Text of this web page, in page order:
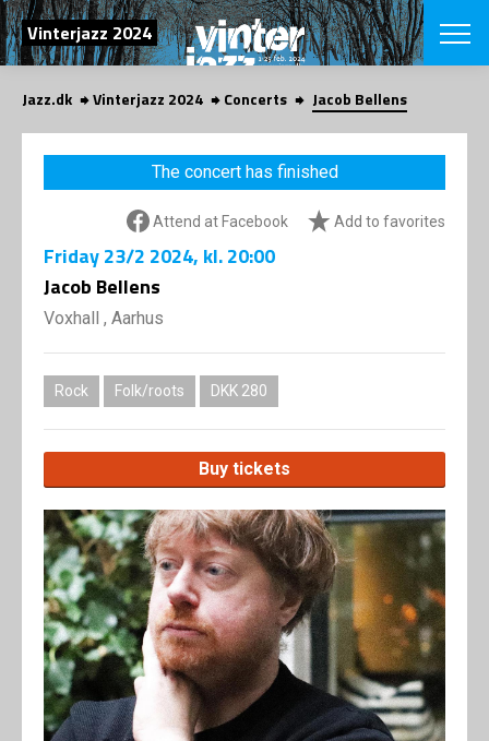
SEARCH
Vinterjazz 2024
Danish
CHOOSE
COPENHAGEN
Concerts
Contributors
SHOP
Jazz.dk Vinterjazz 2024 Concerts Jacob Bellens
The concert has finished
Attend at Facebook Add to favorites
Friday23/2 2024, kl. 20:00
Jacob Bellens
Voxhall , Aarhus
Rock Folk/roots DKK 280
Buy tickets